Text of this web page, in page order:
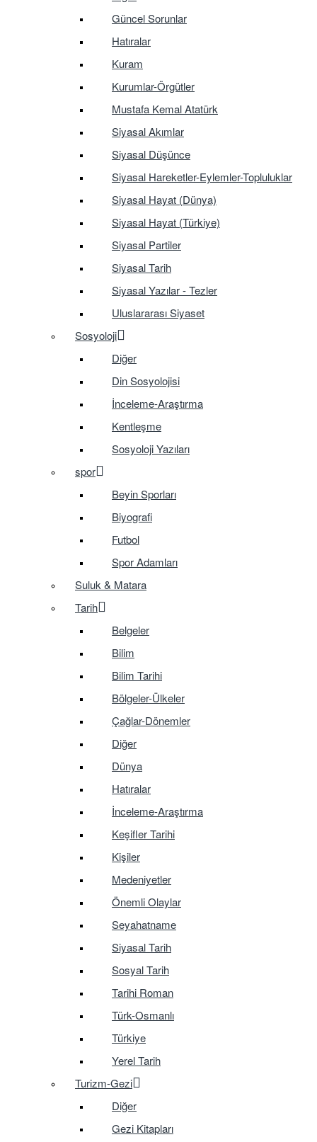
Güncel Sorunlar
Hatıralar
Kuram
Kurumlar-Örgütler
Mustafa Kemal Atatürk
Siyasal Akımlar
Siyasal Düşünce
Siyasal Hareketler-Eylemler-Topluluklar
Siyasal Hayat (Dünya)
Siyasal Hayat (Türkiye)
Siyasal Partiler
Siyasal Tarih
Siyasal Yazılar - Tezler
Uluslararası Siyaset
Sosyoloji
Diğer
Din Sosyolojisi
İnceleme-Araştırma
Kentleşme
Sosyoloji Yazıları
spor
Beyin Sporları
Biyografi
Futbol
Spor Adamları
Suluk & Matara
Tarih
Belgeler
Bilim
Bilim Tarihi
Bölgeler-Ülkeler
Çağlar-Dönemler
Diğer
Dünya
Hatıralar
İnceleme-Araştırma
Keşifler Tarihi
Kişiler
Medeniyetler
Önemli Olaylar
Seyahatname
Siyasal Tarih
Sosyal Tarih
Tarihi Roman
Türk-Osmanlı
Türkiye
Yerel Tarih
Turizm-Gezi
Diğer
Gezi Kitapları